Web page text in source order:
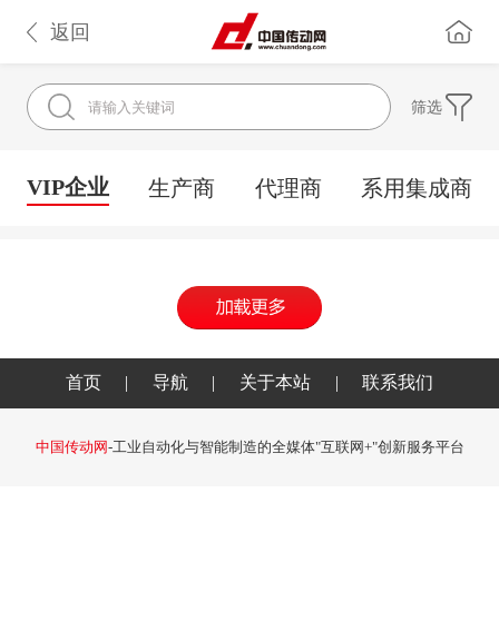
返回
筛选
VIP企业 生产商 代理商 系用集成商
首页 | 导航 | 关于本站 | 联系我们
中国传动网-工业自动化与智能制造的全媒体"互联网+"创新服务平台